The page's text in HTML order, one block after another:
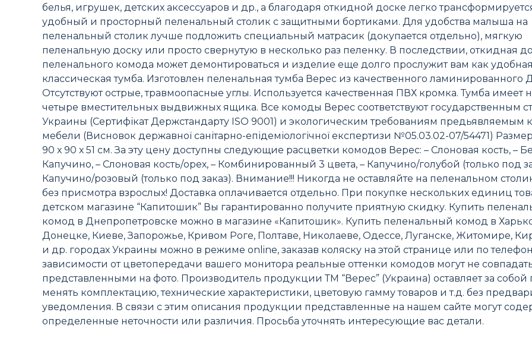
белья, игрушек, детских аксессуаров и др., а благодаря откидной доске легко
удобный и просторный пеленальный столик с защитными бортиками. Для удобства малыша на
пеленальный столик лучше подложить специальный матрасик (докупается отдельно), мягкую
пеленальную доску или просто свернутую в несколько раз пеленку. В последствии, откидная
пеленального комода может демонтироваться и изделие еще долго прослужит вам как удобная
классическая тумба. Изготовлен пеленальная тумба Верес из качественного ламинированного
Отсутствуют острые, травмоопасные углы. Используется качественная ПВХ кромка. Тумба имеет
четыре вместительных выдвижных ящика. Все комоды Верес соответствуют государственным
Украины (Сертифікат Держстандарту ISO 9001) и экологическим требованиям предьявляемым
мебели (Висновок державної санітарно-епідеміологічної експертизи №05.03.02-07/54471)
90 х 90 х 51 см. За эту цену доступны следующие расцветки комодов Верес: – Слоновая кость, –
Капучино, – Слоновая кость/орех, – Комбинированный 3 цвета, – Капучино/голубой (только под
Капучино/розовый (только под заказ). Внимание!!! Никогда не оставляйте на пеленальном
без присмотра взрослых! Доставка оплачивается отдельно. При покупке нескольких единиц
детском магазине “Капитошик” Вы гарантированно получите приятную скидку. Купить
комод в Днепропетровске можно в магазине «Капитошик». Купить пеленальный комод в
Донецке, Киеве, Запорожье, Кривом Роге, Полтаве, Николаеве, Одессе, Луганске, Житомире,
и др. городах Украины можно в режиме оnline, заказав коляску на этой странице или по
зависимости от цветопередачи вашего монитора реальные оттенки комодов могут не
представленными на фото. Производитель продукции ТМ “Верес” (Украина) оставляет за собой
менять комплектацию, технические характеристики, цветовую гамму товаров и т.д. без
уведомления. В связи с этим описания продукции представленные на нашем сайте могут
определенные неточности или различия. Просьба уточнять интересующие вас детали.